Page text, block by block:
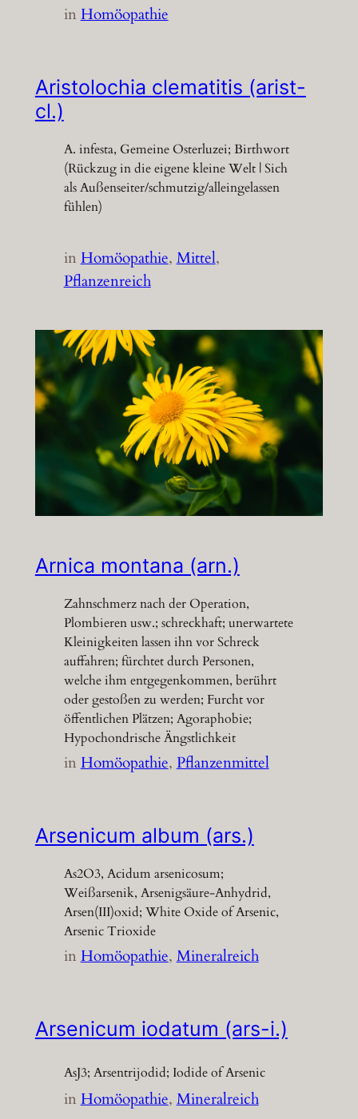
inHomöopathie
Aristolochia clematitis (arist-
cl.)
A. infesta, Gemeine Osterluzei; Birthwort
(Rückzug in die eigene kleine Welt | Sich
als Außenseiter/schmutzig/alleingelassen
fühlen)
inHomöopathie, Mittel
Pflanzenreich
Arnica montana (arn.)
Zahnschmerz nach der Operation,
Plombieren usw.; schreckhaft; unerwartete
Kleinigkeiten lassen ihn vor Schreck
auffahren; fürchtet durch Personen,
welche ihm entgegenkommen, berührt
oder gestoßen zu werden; Furcht vor
öffentlichen Plätzen; Agoraphobie;
Hypochondrische Ängstlichkeit
inHomöopathie, Pflanzenmittel
Arsenicum album (ars.)
As2O3, Acidum arsenicosum;
Weißarsenik, Arsenigsäure-Anhydrid,
Arsen(III)oxid; White Oxide of Arsenic,
Arsenic Trioxide
inHomöopathie, Mineralreich
Arsenicum iodatum (ars-i.)
AsJ3; Arsentrijodid; Iodide of Arsenic
inHomöopathie, Mineralreich